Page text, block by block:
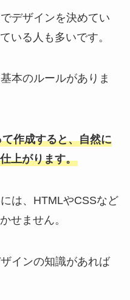
デザインを決めてい
いる人も多いです。
本のルールがありま
作成すると、自然に
上がります。
は、HTMLやCSSなど
せません。
インの知識があれば